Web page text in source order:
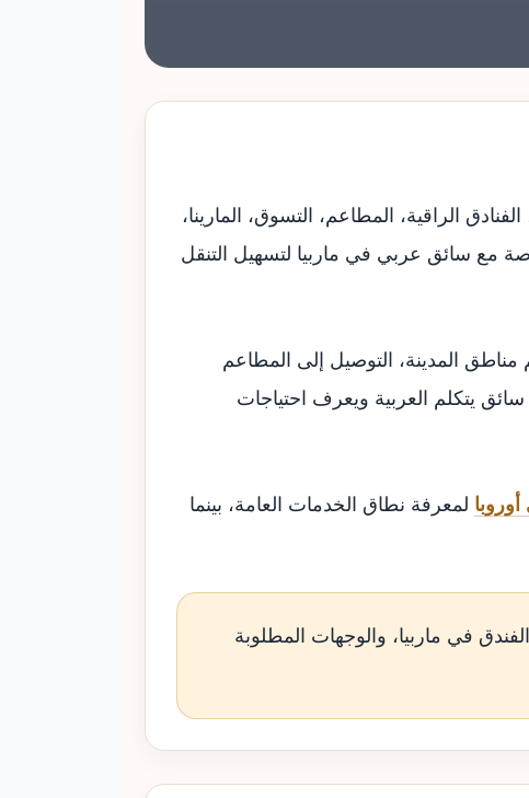
الراقية، المطاعم، التسوق، المارينا،
مع سائق عربي في ماربيا لتسهيل التنقل
المدينة، التوصيل إلى المطاعم
يتكلم العربية ويعرف احتياجات
لمعرفة نطاق الخدمات العامة، بينما
في ماربيا، والوجهات المطلوبة